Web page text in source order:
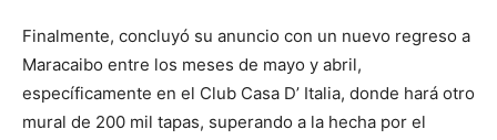
Finalmente, concluyó su anuncio con un nuevo regreso a
Maracaibo entre los meses de mayo y abril,
específicamente en el Club Casa D’ Italia, donde hará otro
mural de 200 mil tapas, superando a la hecha por el